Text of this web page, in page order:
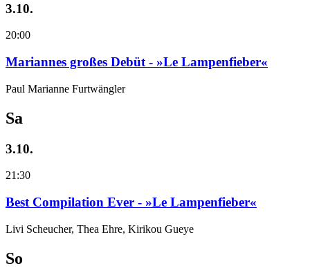
3.10.
20:00
Mariannes großes Debüt - »Le Lampenfieber«
Paul Marianne Furtwängler
Sa
3.10.
21:30
Best Compilation Ever - »Le Lampenfieber«
Livi Scheucher, Thea Ehre, Kirikou Gueye
So